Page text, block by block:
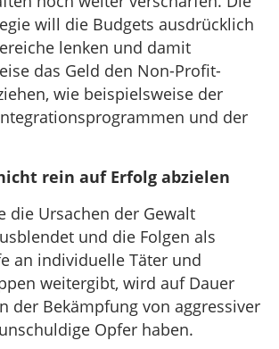
will die Budgets ausdrücklich
lenken und damit
das Geld den Non-Profit-
wie beispielsweise der
und der
rein auf Erfolg abzielen
die Ursachen der Gewalt
und die Folgen als
an individuelle Täter und
weitergibt, wird auf Dauer
der Bekämpfung von aggressiver
Opfer haben.